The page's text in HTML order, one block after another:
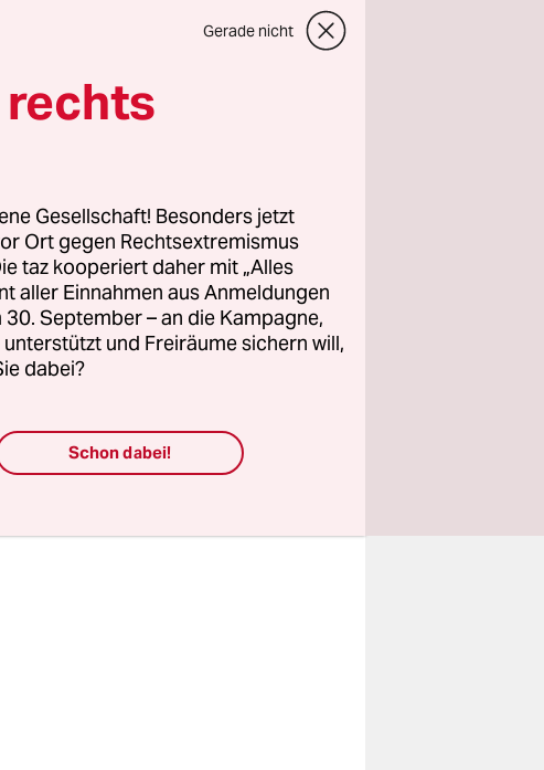
der
von
Gerät
–
ruft
– genießt
höchst
dass eine
Gerade nicht
Gesellschaft! Besonders jetzt
Ort gegen Rechtsextremismus
taz kooperiert daher mit „Alles
aller Einnahmen aus Anmeldungen
30. September – an die Kampagne,
und Freiräume sichern will,
dabei?
Schon dabei!